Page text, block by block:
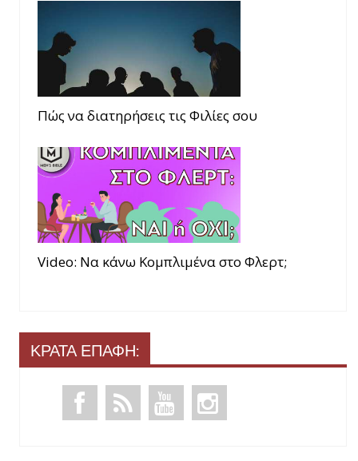
Πώς να διατηρήσεις τις Φιλίες σου
Video: Να κάνω Κομπλιμένα στο Φλερτ;
ΚΡΑΤΑ ΕΠΑΦΗ: